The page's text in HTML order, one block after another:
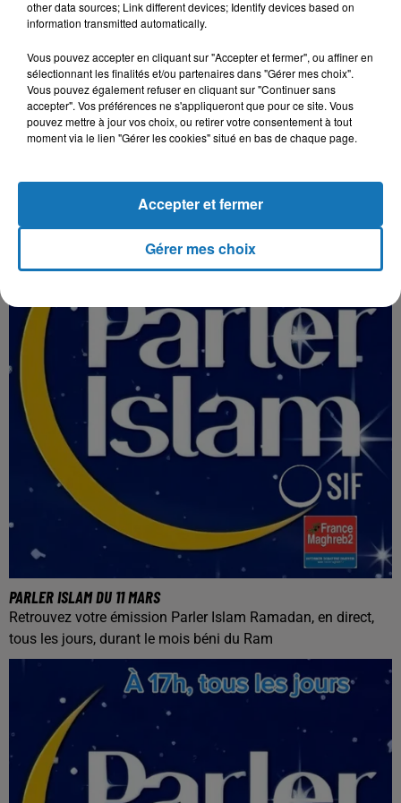
PARLER ISLAM DU 12 MARS
PARLER ISLAM DU 11 MARS
Retrouvez votre émission Parler Islam Ramadan, en direct,
tous les jours, durant le mois béni du Ram
other data sources; Link different devices; Identify devices based on
information transmitted automatically.
Vous pouvez accepter en cliquant sur "Accepter et fermer", ou affiner en
sélectionnant les finalités et/ou partenaires dans "Gérer mes choix".
Vous pouvez également refuser en cliquant sur "Continuer sans
accepter". Vos préférences ne s'appliqueront que pour ce site. Vous
pouvez mettre à jour vos choix, ou retirer votre consentement à tout
moment via le lien "Gérer les cookies" situé en bas de chaque page.
Gérer mes choix
Accepter et fermer